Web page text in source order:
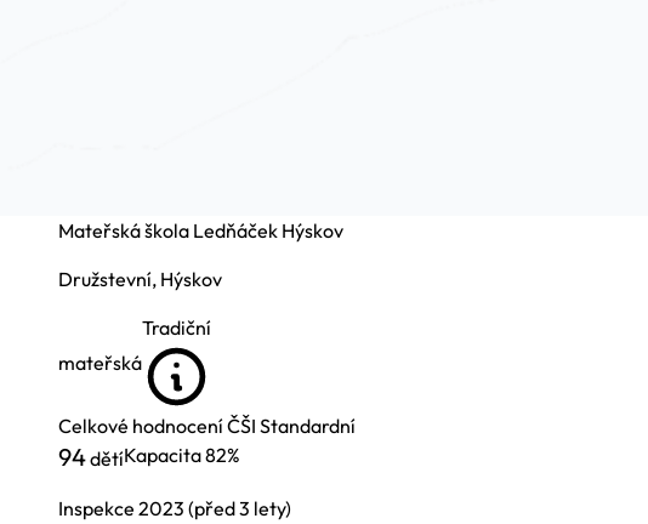
Mateřská škola Ledňáček Hýskov
Družstevní, Hýskov
mateřská
Tradiční
Celkové hodnocení ČŠI Standardní
94dětíKapacita82%
Inspekce 2023 (před 3 lety)